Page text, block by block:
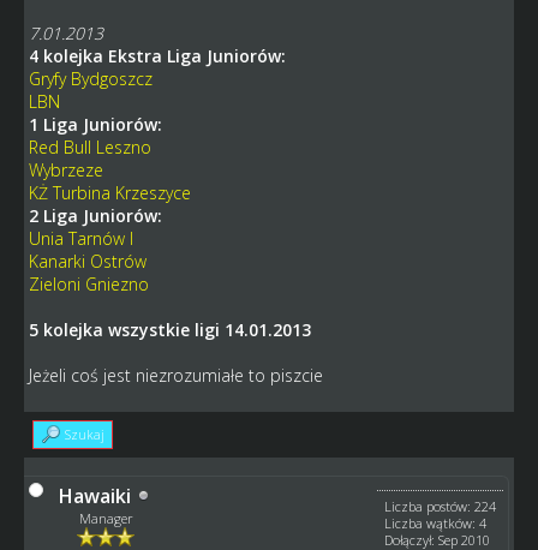
7.01.2013
4 kolejka Ekstra Liga Juniorów:
Gryfy Bydgoszcz
LBN
1 Liga Juniorów:
Red Bull Leszno
Wybrzeze
KŻ Turbina Krzeszyce
2 Liga Juniorów:
Unia Tarnów I
Kanarki Ostrów
Zieloni Gniezno
5 kolejka wszystkie ligi 14.01.2013
Jeżeli coś jest niezrozumiałe to piszcie
Szukaj
Hawaiki
Manager
Liczba postów: 224
Liczba wątków: 4
Dołączył: Sep 2010